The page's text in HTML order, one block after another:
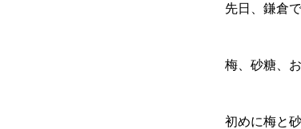
先日、鎌倉
梅、砂糖、
初めに梅と